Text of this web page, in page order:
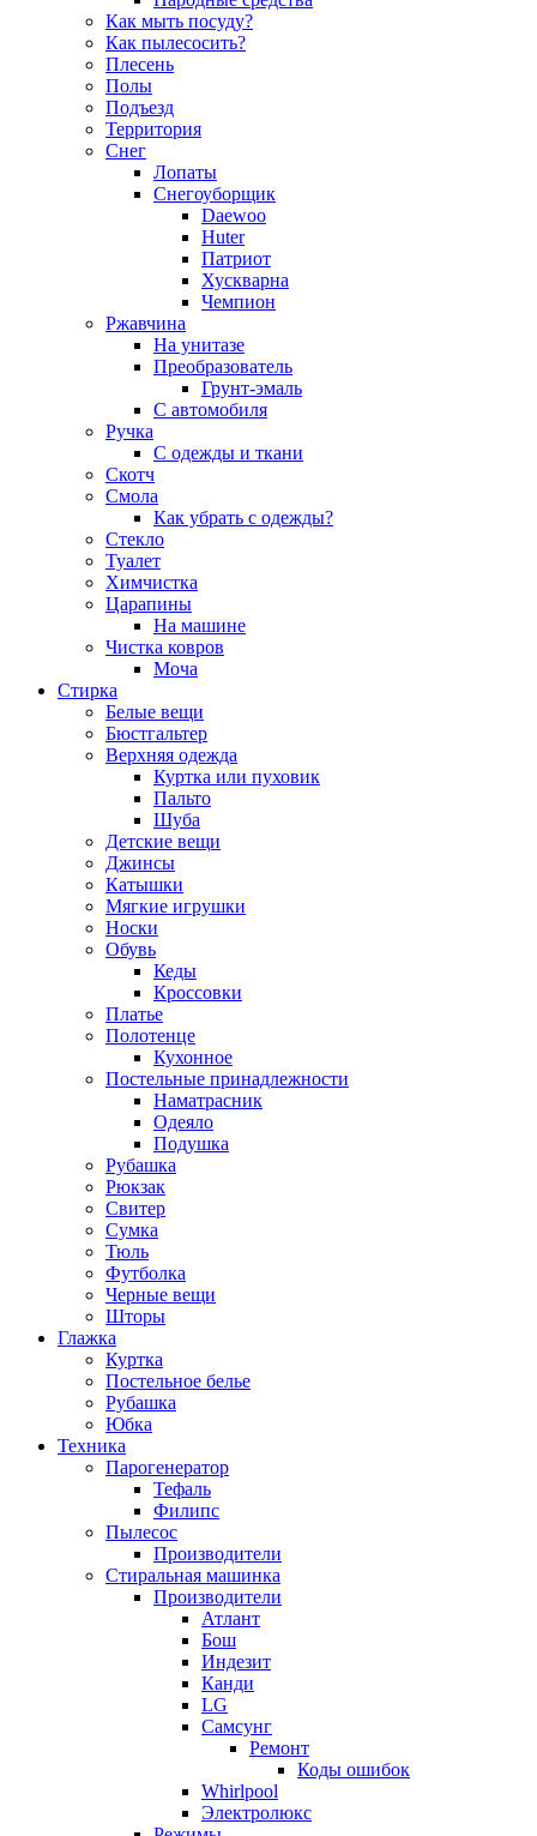
Как мыть посуду?
Как пылесосить?
Плесень
Полы
Подъезд
Территория
Снег
Лопаты
Снегоуборщик
Daewoo
Huter
Патриот
Хускварна
Чемпион
Ржавчина
На унитазе
Преобразователь
Грунт-эмаль
С автомобиля
Ручка
С одежды и ткани
Скотч
Смола
Как убрать с одежды?
Стекло
Туалет
Химчистка
Царапины
На машине
Чистка ковров
Моча
Стирка
Белые вещи
Бюстгальтер
Верхняя одежда
Куртка или пуховик
Пальто
Шуба
Детские вещи
Джинсы
Катышки
Мягкие игрушки
Носки
Обувь
Кеды
Кроссовки
Платье
Полотенце
Кухонное
Постельные принадлежности
Наматрасник
Одеяло
Подушка
Рубашка
Рюкзак
Свитер
Сумка
Тюль
Футболка
Черные вещи
Шторы
Глажка
Куртка
Постельное белье
Рубашка
Юбка
Техника
Парогенератор
Тефаль
Филипс
Пылесос
Производители
Стиральная машинка
Производители
Атлант
Бош
Индезит
Канди
LG
Самсунг
Ремонт
Коды ошибок
Whirlpool
Электролюкс